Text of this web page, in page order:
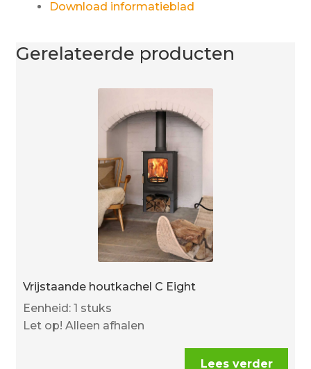
Download informatieblad
Gerelateerde producten
Vrijstaande houtkachel C Eight
Eenheid: 1 stuks
Let op! Alleen afhalen
Lees verder